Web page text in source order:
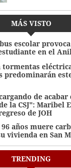
MÁS VISTO
escolar
en el
tormentas
predominarán
de acabar
la CSJ": Maribel
de JOH
años muere
vivienda en San
TRENDING